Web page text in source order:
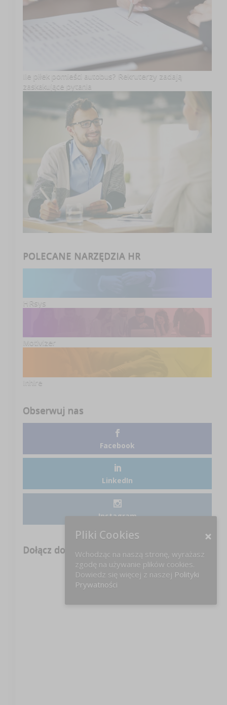
Ile piłek pomieści autobus? Rekruterzy zadają
zaskakujące pytania
POLECANE NARZĘDZIA HR
HRsys
Motivizer
Inhire
Obserwuj nas
Facebook
LinkedIn
Instagram
Dołącz do nas na FB!
Pliki Cookies
Wchodząc na naszą stronę, wyrażasz
zgodę na używanie plików cookies.
Dowiedz się więcej z naszej Polityki
Prywatności